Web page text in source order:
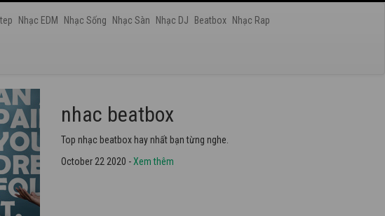
Nhạc EDM Nhạc Sống Nhạc Sàn Nhạc DJ Beatbox Nhạc Rap
nhac dance
Những bài nhạc dance tuyển chọn 2020 hay nhất.
October 22 2020 -Xem thêm